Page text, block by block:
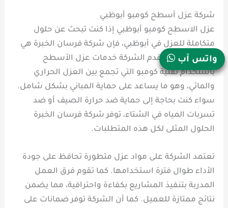
شركة عزل أسطح كومبو أبوظبي
عزل الاسطح كومبو أبوظبي إذا كنت تبحث عن حلول
متكاملة للعزل في أبوظبي، فإن شركة فرسان الخبرة هي
الخيار المثالي. تقدم الشركة خدمات عزل الأسطح
باستخدام تقنية كومبو التي تجمع بين العزل الحراري
والمائي، وهو ما يساعد على حماية المباني بشكل شامل.
سواء كنت بحاجة إلى حماية ضد حرارة الصيف أو ضد
تسربات المياه في الشتاء، توفر شركة فرسان الخبرة
الحلول المثلى لكل هذه المتطلبات.
تعتمد الشركة على مواد عزل متطورة تحافظ على جودة
الأداء طوال فترة استخدامها. كما تقوم فرق العمل
المدربة بتنفيذ المشاريع بكفاءة واحترافية، مما يضمن
نتائج ممتازة للعميل. كما أن الشركة توفر ضمانات على
واتس آب